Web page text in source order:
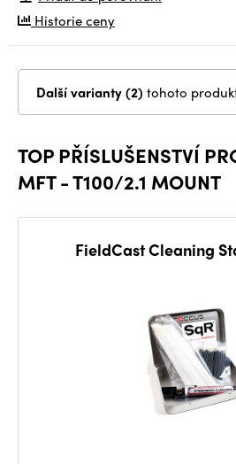
Historie ceny
Další varianty (2) tohoto
TOP PŘÍSLUŠENSTVÍ
MFT - T100/2.1 MOUNT
FieldCast Cleaning